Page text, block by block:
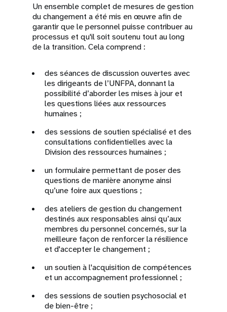
Un ensemble complet de mesures de gestion
du changement a été mis en œuvre afin de
garantir que le personnel puisse contribuer au
processus et qu'il soit soutenu tout au long
de la transition. Cela comprend :
des séances de discussion ouvertes avec
les dirigeants de l’UNFPA, donnant la
possibilité d’aborder les mises à jour et
les questions liées aux ressources
humaines ;
des sessions de soutien spécialisé et des
consultations confidentielles avec la
Division des ressources humaines ;
un formulaire permettant de poser des
questions de manière anonyme ainsi
qu’une foire aux questions ;
des ateliers de gestion du changement
destinés aux responsables ainsi qu’aux
membres du personnel concernés, sur la
meilleure façon de renforcer la résilience
et d'accepter le changement ;
un soutien à l'acquisition de compétences
et un accompagnement professionnel ;
des sessions de soutien psychosocial et
de bien-être ;